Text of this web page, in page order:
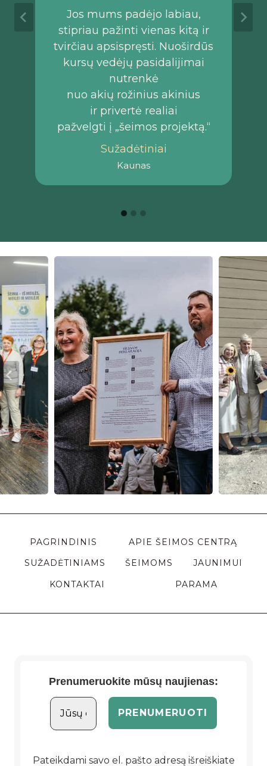
Jos mums padėjo labiau,
stipriau pažinti vienas kitą ir
tvirčiau apsispręsti. Nuoširdūs
kursų vedėjų pasidalijimai
nutrenkė
nuo akių rožinius akinius
ir privertė realiai
pažvelgti į „šeimos projektą.“
Sužadėtiniai
Kaunas
PAGRINDINIS
APIE ŠEIMOS CENTRĄ
SUŽADĖTINIAMS
ŠEIMOMS
JAUNIMUI
KONTAKTAI
PARAMA
Prenumeruokite mūsų naujienas:
Pateikdami savo el. pašto adresą išreiškiate